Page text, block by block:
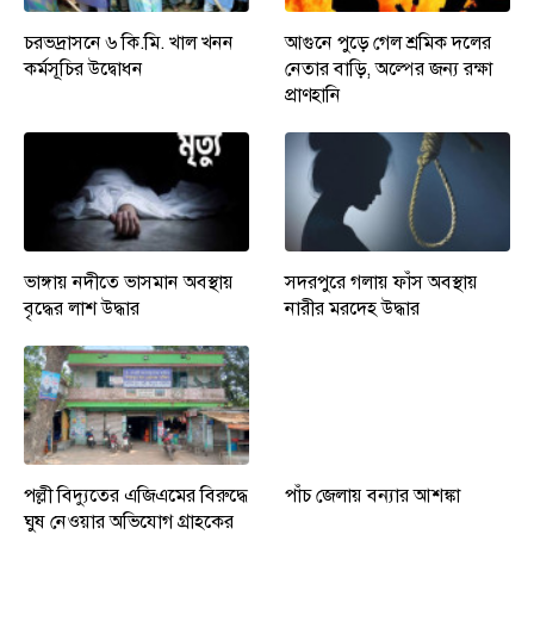
চরভদ্রাসনে ৬ কি.মি. খাল খনন
কর্মসূচির উদ্বোধন
আগুনে পুড়ে গেল শ্রমিক দলের
নেতার বাড়ি, অল্পের জন্য রক্ষা
প্রাণহানি
ভাঙ্গায় নদীতে ভাসমান অবস্থায়
বৃদ্ধের লাশ উদ্ধার
সদরপুরে গলায় ফাঁস অবস্থায়
নারীর মরদেহ উদ্ধার
পল্লী বিদ্যুতের এজিএমের বিরুদ্ধে
ঘুষ নেওয়ার অভিযোগ গ্রাহকের
পাঁচ জেলায় বন্যার আশঙ্কা